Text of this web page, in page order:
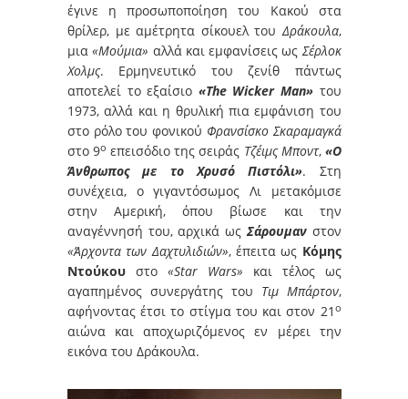
έγινε η προσωποποίηση του Κακού στα
θρίλερ, με αμέτρητα σίκουελ τουΔράκουλα,
μια«Μούμια» αλλά και εμφανίσεις ως Σέρλοκ
Χολμς. Ερμηνευτικό του ζενίθ πάντως
αποτελεί το εξαίσιο «The Wicker Man» του
1973, αλλά και η θρυλική πια εμφάνιση του
στο ρόλο του φονικού Φρανσίσκο Σκαραμαγκά
στο 9ο επεισόδιο της σειράς Τζέιμς Μποντ, «Ο
Άνθρωπος με το Χρυσό Πιστόλι». Στη
συνέχεια, ο γιγαντόσωμος Λι μετακόμισε
στην Αμερική, όπου βίωσε και την
αναγέννησή του, αρχικά ωςΣάρουμανστον
«Άρχοντα των Δαχτυλιδιών», έπειτα ως Κόμης
Ντούκου στο «Star Wars» και τέλος ως
αγαπημένος συνεργάτης του Τιμ Μπάρτον,
αφήνοντας έτσι το στίγμα του και στον 21 ο
αιώνα και αποχωριζόμενος εν μέρει την
εικόνα του Δράκουλα.